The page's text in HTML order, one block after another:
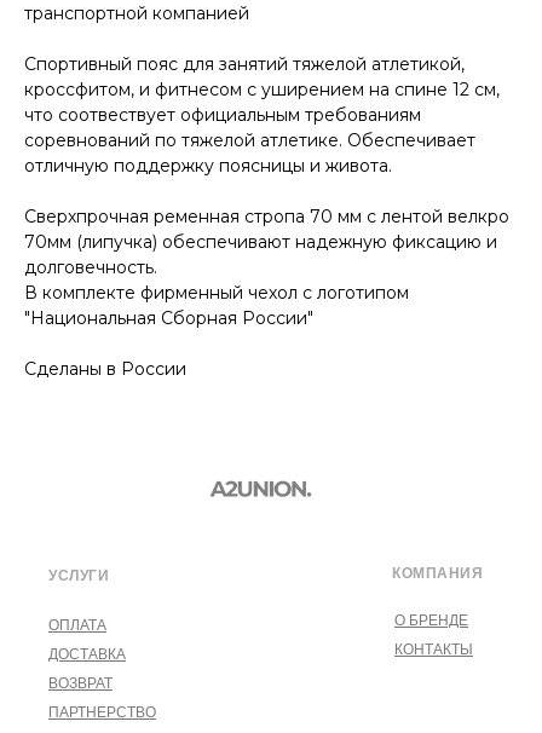
транспортной компанией
Спортивный пояс для занятий тяжелой атлетикой,
кроссфитом, и фитнесом с уширением на спине 12 см,
что соотвествует официальным требованиям
соревнований по тяжелой атлетике. Обеспечивает
отличную поддержку поясницы и живота.
Сверхпрочная ременная стропа 70 мм с лентой велкро
70мм (липучка) обеспечивают надежную фиксацию и
долговечность.
В комплекте фирменный чехол с логотипом
"Национальная Сборная России"
Сделаны в России
УСЛУГИ
ОПЛАТА
ДОСТАВКА
ВОЗВРАТ
ПАРТНЕРСТВО
О БРЕНДЕ
КОНТАКТЫ
КОМПАНИЯ